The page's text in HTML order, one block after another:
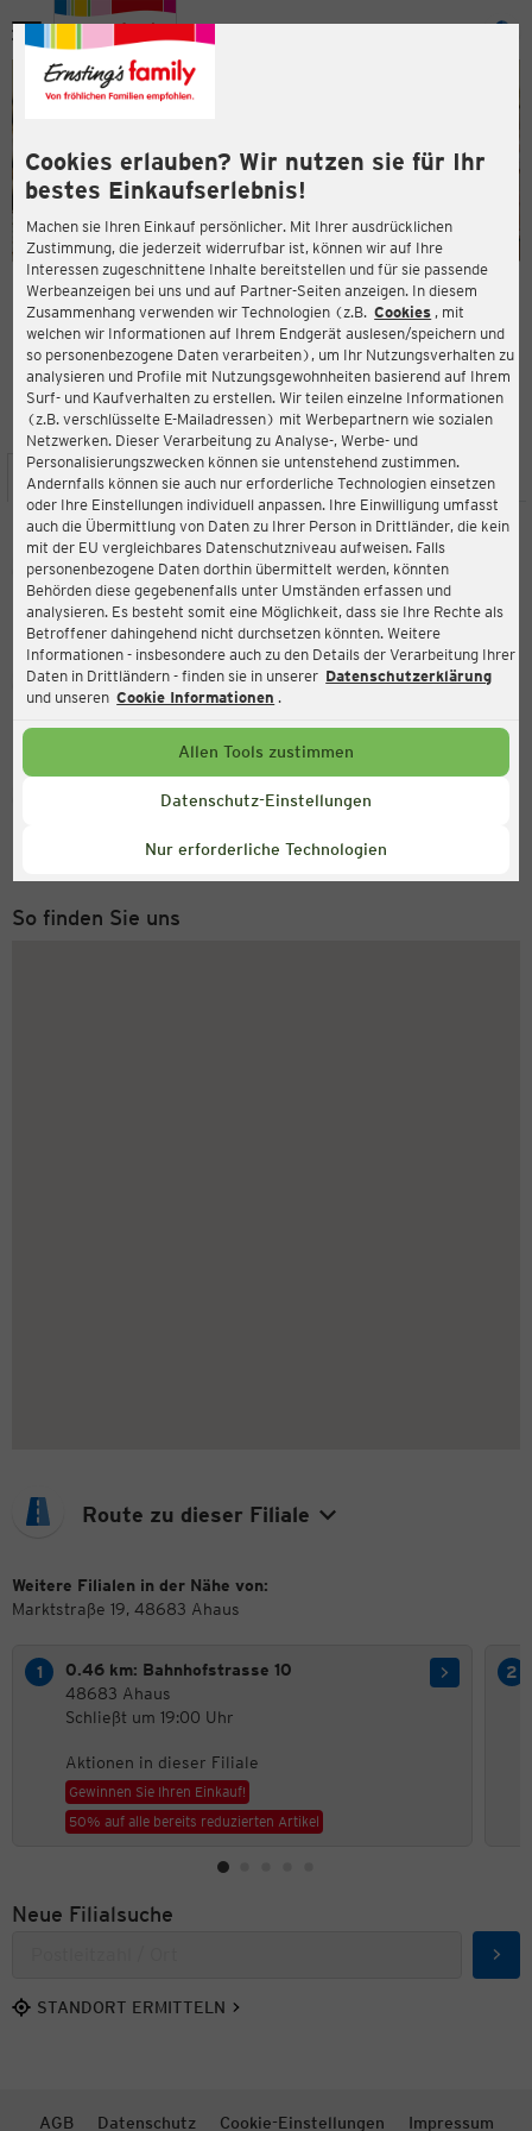
Cookies erlauben? Wir nutzen sie für Ihr
bestes Einkaufserlebnis!
Machen sie Ihren Einkauf persönlicher. Mit Ihrer ausdrücklichen
Zustimmung, die jederzeit widerrufbar ist, können wir auf Ihre
Interessen zugeschnittene Inhalte bereitstellen und für sie passende
Werbeanzeigen bei uns und auf Partner-Seiten anzeigen. In diesem
Zusammenhang verwenden wir Technologien (z.B. Cookies , mit
welchen wir Informationen auf Ihrem Endgerät auslesen/speichern und
so personenbezogene Daten verarbeiten), um Ihr Nutzungsverhalten zu
analysieren und Profile mit Nutzungsgewohnheiten basierend auf Ihrem
Surf- und Kaufverhalten zu erstellen. Wir teilen einzelne Informationen
(z.B. verschlüsselte E-Mailadressen) mit Werbepartnern wie sozialen
Netzwerken. Dieser Verarbeitung zu Analyse-, Werbe- und
Personalisierungszwecken können sie untenstehend zustimmen.
Andernfalls können sie auch nur erforderliche Technologien einsetzen
oder Ihre Einstellungen individuell anpassen. Ihre Einwilligung umfasst
auch die Übermittlung von Daten zu Ihrer Person in Drittländer, die kein
mit der EU vergleichbares Datenschutzniveau aufweisen. Falls
personenbezogene Daten dorthin übermittelt werden, könnten
Behörden diese gegebenenfalls unter Umständen erfassen und
analysieren. Es besteht somit eine Möglichkeit, dass sie Ihre Rechte als
Betroffener dahingehend nicht durchsetzen könnten. Weitere
Informationen - insbesondere auch zu den Details der Verarbeitung Ihrer
Daten in Drittländern - finden sie in unserer Datenschutzerklärung
und unseren Cookie Informationen .
Allen Tools zustimmen
Datenschutz-Einstellungen
Nur erforderliche Technologien
Menü
ERNSTING'S FAMILY FILIALE
Marktstraße 19
48683 Ahaus
3,7
Bewertung:
STANDORT SERVICES SORTIMENT AKTIONEN
Ernsting's family
Marktstraße 19, 48683 Ahaus
Aktuell:
Geöffnet
Service Hotline
Montag bis Freitag 8-18 Uhr
So finden Sie uns
Route zu dieser Filiale
Weitere Filialen in der Nähe von:
Marktstraße 19, 48683 Ahaus
0.46 km: Bahnhofstrasse 10
48683 Ahaus
Schließt um 19:00 Uhr
Aktionen in dieser Filiale
Gewinnen Sie Ihren Einkauf!
50% auf alle bereits reduzierten Artikel
Neue Filialsuche
STANDORT ERMITTELN
AGB Datenschutz Cookie-Einstellungen Impressum